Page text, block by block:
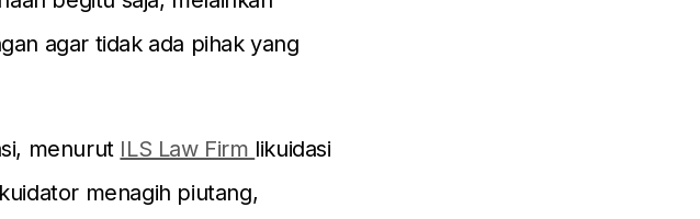
agar tidak ada pihak yang
menurut ILS Law Firm likuidasi
menagih piutang,